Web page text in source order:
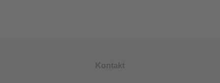
Kontakt